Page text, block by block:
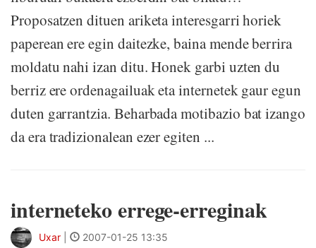
Proposatzen dituen ariketa interesgarri horiek
paperean ere egin daitezke, baina mende berrira
moldatu nahi izan ditu. Honek garbi uzten du
berriz ere ordenagailuak eta internetek gaur egun
duten garrantzia. Beharbada motibazio bat izango
da era tradizionalean ezer egiten ...
interneteko errege-erreginak
Uxar 2007-01-25 13:35